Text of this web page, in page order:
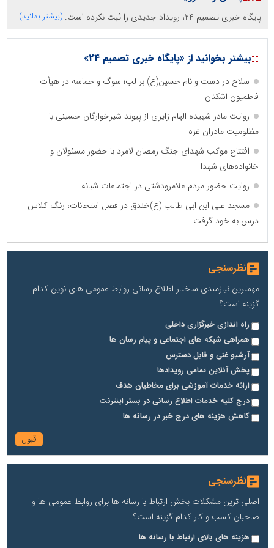
پایگاه خبری تصمیم 24، رویداد جدیدی را ثبت نکرده است. (بیشتر بدانید)
::بیشتر بخوانید از «پایگاه خبری تصمیم 24»
سلاح در دست و نام حسین(ع) بر لب؛ سوگ و حماسه در هیأت
فاطمیون اشکنان
روایت مادر شهیده الهام زایری از پیوند شیرخوارگان حسینی با
مظلومیت مادران غزه
افتتاح موکب شهدای جنگ رمضان لامرد با حضور مسئولان و
خانواده‌های شهدا
روایت حضور مردم علامرودشتی در اجتماعات شبانه
مسجد علی ابن ابی طالب (ع)خندق در فصل امتحانات، رنگ کلاس
درس به خود گرفت
نظرسنجی
مهمترین نیازمندی ساختار اطلاع رسانی روابط عمومی های نوین کدام
گزینه است؟
راه اندازی خبرگزاری داخلی
همراهی شبکه های اجتماعی و پیام رسان ها
آرشیو غنی و قابل دسترس
پخش آنلاین تمامی رویدادها
ارائه خدمات آموزشی برای مخاطیان هدف
درج کلیه خدمات اطلاع رسانی در بستر اینترنت
کاهش هزینه های درج خبر در رسانه ها
نظرسنجی
اصلی ترین مشکلات بخش ارتباط با رسانه ها برای روابط عمومی ها و
صاحبان کسب و کار کدام گزینه است؟
هزینه های بالای ارتباط با رسانه ها